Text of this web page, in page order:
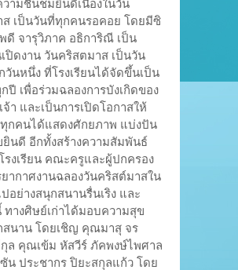
วามชื่นชมยินดีเนื่องในวัน
ส เป็นวันที่ทุกคนรอคอย โดยมีซิ
ดี จารุวิภาค อธิการิณี เป็น
ปิดงาน วันคริสตมาส เป็นวัน
นหนึ่ง ที่โรงเรียนได้จัดขึ้นเป็น
ปี เพื่อร่วมฉลองการบังเกิดของ
จ้า และเป็นการเปิดโอกาสให้
ทุกคนได้แสดงศักยภาพ แบ่งปัน
นดี อีกทั้งสร้างความสัมพันธ์
รงเรียน คณะครูและผู้ปกครอง
ากาศงานฉลองวันคริสต์มาสใน
อย่างสนุกสนานรื่นเริง และ
ทางศิษย์เก่าได้มอบความสุข
สนาน โดยเชิญ คุณมาสุ จร
กุล คุณเข้ม หัสวีร์ ภัคพงษ์ไพศาล
น ประชากร ปิยะสกุลแก้ว โดย